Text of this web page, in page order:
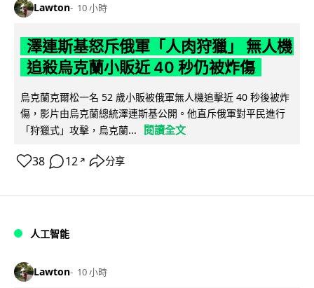
Lawton 10 小時
澤連斯基怒斥俄軍「人肉狩獵」 無人機
追殺烏克蘭小販近 40 秒仍被炸傷
烏克蘭克爾松一名 52 歲小販被俄軍無人機追擊近 40 秒後被炸
傷，影片由烏克蘭總統澤連斯基公開。他直斥俄軍對平民進行
「狩獵式」攻擊，烏克蘭...
閱讀全文
38 12 ↗ 分享
人工智能
Lawton 10 小時